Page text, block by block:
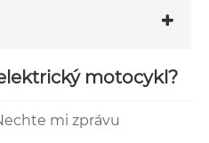
motocykl?
mi zprávu